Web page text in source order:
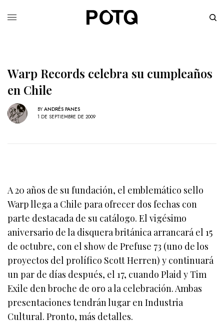
Warp Records celebra su cumpleaños
en Chile
BY ANDRÉS PANES
1 DE SEPTIEMBRE DE 2009
A 20 años de su fundación, el emblemático sello
Warp llega a Chile para ofrecer dos fechas con
parte destacada de su catálogo. El vigésimo
aniversario de la disquera británica arrancará el 15
de octubre, con el show de Prefuse 73 (uno de los
proyectos del prolífico Scott Herren) y continuará
un par de días después, el 17, cuando Plaid y Tim
Exile den broche de oro a la celebración. Ambas
presentaciones tendrán lugar en Industria
Cultural. Pronto, más detalles.